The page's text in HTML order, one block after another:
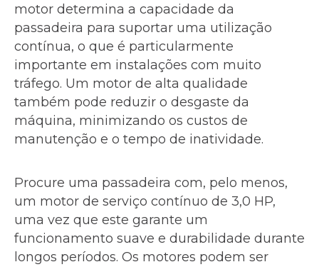
motor determina a capacidade da
passadeira para suportar uma utilização
contínua, o que é particularmente
importante em instalações com muito
tráfego. Um motor de alta qualidade
também pode reduzir o desgaste da
máquina, minimizando os custos de
manutenção e o tempo de inatividade.
Procure uma passadeira com, pelo menos,
um motor de serviço contínuo de 3,0 HP,
uma vez que este garante um
funcionamento suave e durabilidade durante
longos períodos. Os motores podem ser